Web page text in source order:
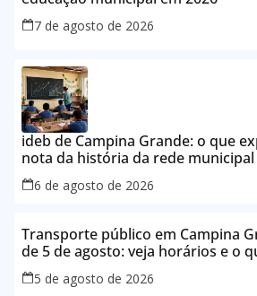
7 de agosto de 2026
ideb de Campina Grande: o que
nota da história da rede municipal
6 de agosto de 2026
Transporte público em Campina
de 5 de agosto: veja horários e o
5 de agosto de 2026